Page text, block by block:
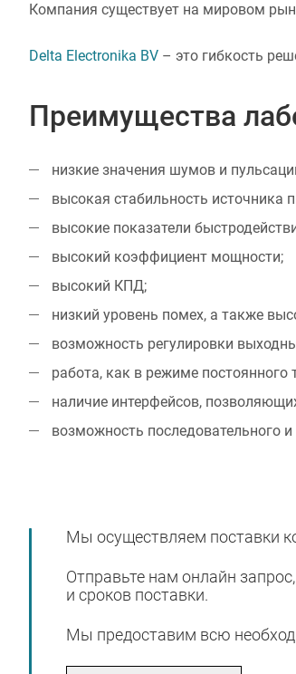
Компания существует на мировом
Delta Electronika BV – это гибкость
Преимущества
низкие значения шумов и
высокая стабильность источника
высокие показатели
высокий коэффициент мощности;
высокий КПД;
низкий уровень помех, а также
возможность регулировки
работа, как в режиме постоянного
наличие интерфейсов,
возможность последовательного
Мы осуществляем поставки
Отправьте нам онлайн
и сроков поставки.
Мы предоставим всю